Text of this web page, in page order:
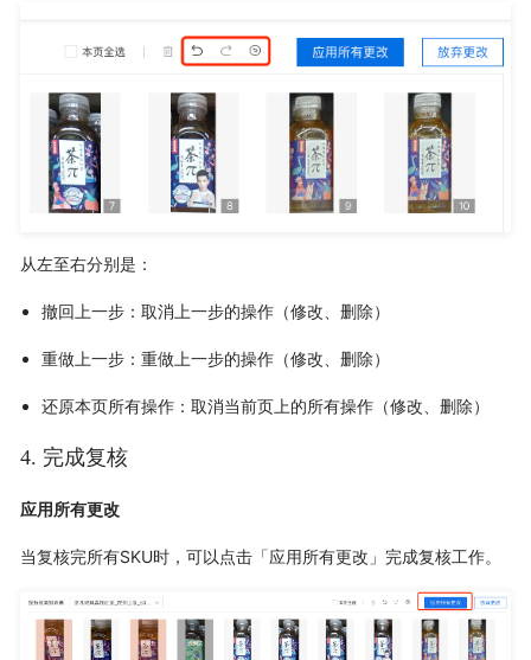
从左至右分别是：
撤回上一步：取消上一步的操作（修改、删除）
重做上一步：重做上一步的操作（修改、删除）
还原本页所有操作：取消当前页上的所有操作（修改、删除）
4. 完成复核
应用所有更改
当复核完所有SKU时，可以点击「应用所有更改」完成复核工作。